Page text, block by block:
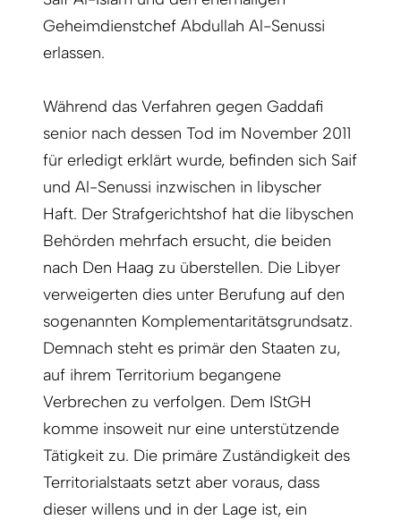
Geheimdienstchef Abdullah Al-Senussi
erlassen.
Während das Verfahren gegen Gaddafi
senior nach dessen Tod im November 2011
für erledigt erklärt wurde, befinden sich Saif
und Al-Senussi inzwischen in libyscher
Haft. Der Strafgerichtshof hat die libyschen
Behörden mehrfach ersucht, die beiden
nach Den Haag zu überstellen. Die Libyer
verweigerten dies unter Berufung auf den
sogenannten Komplementaritätsgrundsatz.
Demnach steht es primär den Staaten zu,
auf ihrem Territorium begangene
Verbrechen zu verfolgen. Dem IStGH
komme insoweit nur eine unterstützende
Tätigkeit zu. Die primäre Zuständigkeit des
Territorialstaats setzt aber voraus, dass
dieser willens und in der Lage ist, ein